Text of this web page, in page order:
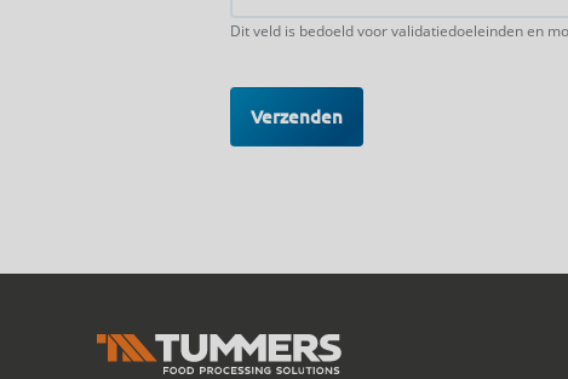
Dit veld is bedoeld voor validatiedoeleinden en